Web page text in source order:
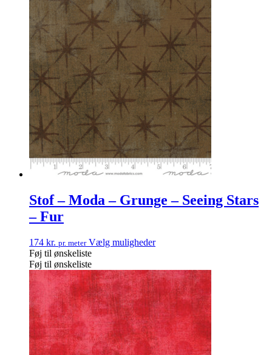
Stof – Moda – Grunge – Seeing Stars
– Fur
174 kr. pr. meter Vælg muligheder
Føj til ønskeliste
Føj til ønskeliste